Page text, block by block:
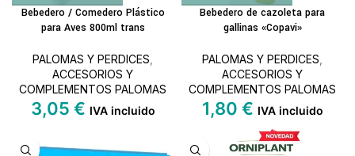
Bebedero / Comedero Plástico
para Aves 800ml trans
PALOMAS Y PERDICES
ACCESORIOS Y
COMPLEMENTOS PALOMAS
3,05 € IVA incluido
Bebedero de cazoleta para
gallinas «Copavi»
PALOMAS Y PERDICES
ACCESORIOS Y
COMPLEMENTOS PALOMAS
1,80 € IVA incluido